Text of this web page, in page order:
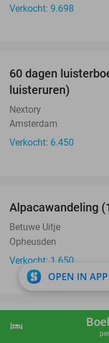
shopping_cart
hotel
Verkocht: 9.698
60 dagen
luisteruren)
Nextory
Amsterdam
Verkocht: 6.450
Alpacawandeling
Betuwe Uitje
Opheusden
Verkocht: 1.650
Prison Island-
OPEN IN APP